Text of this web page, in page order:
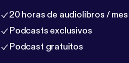
20 horas de audiolibros / mes
Podcasts exclusivos
Podcast gratuitos